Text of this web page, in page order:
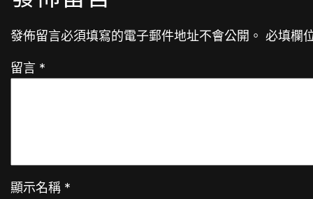
發佈留言必須填寫的電子郵件地址不會公開。 必填欄
留言 *
顯示名稱 *